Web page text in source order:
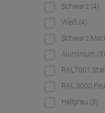
Schwarz (4)
Weiß (4)
Schwarz Matt
Aluminium (3)
RAL7001
RAL 3000
Hellgrau (3)